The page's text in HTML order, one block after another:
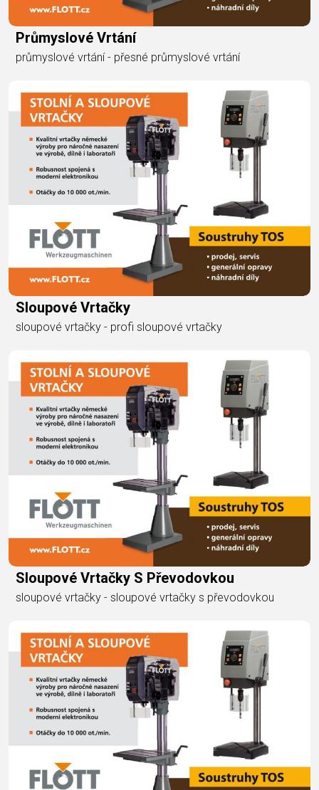
Průmyslové Vrtání
průmyslové vrtání - přesné průmyslové vrtání
Sloupové Vrtačky
sloupové vrtačky - profi sloupové vrtačky
Sloupové Vrtačky S Převodovkou
sloupové vrtačky - sloupové vrtačky s převodovkou